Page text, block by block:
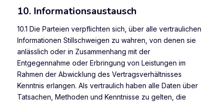
10. Informationsaustausch
10.1 Die Parteien verpflichten sich, über alle vertraulichen
Informationen Stillschweigen zu wahren, von denen sie
anlässlich oder in Zusammenhang mit der
Entgegennahme oder Erbringung von Leistungen im
Rahmen der Abwicklung des Vertragsverhältnisses
Kenntnis erlangen. Als vertraulich haben alle Daten über
Tatsachen, Methoden und Kenntnisse zu gelten, die